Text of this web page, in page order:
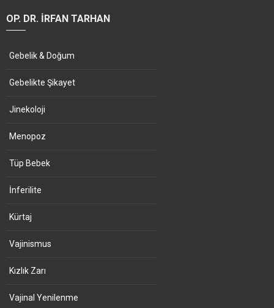
OP. DR. İRFAN TARHAN
Gebelik & Doğum
Gebelikte Şikayet
Jinekoloji
Menopoz
Tüp Bebek
İnferilite
Kürtaj
Vajinismus
Kızlık Zarı
Vajinal Yenilenme